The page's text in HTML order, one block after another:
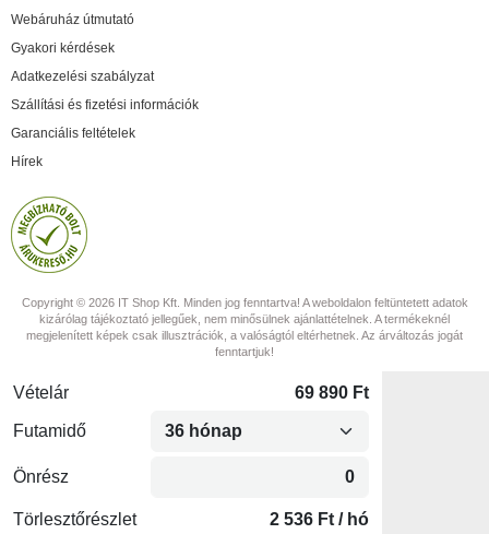
Webáruház útmutató
Gyakori kérdések
Adatkezelési szabályzat
Szállítási és fizetési információk
Garanciális feltételek
Hírek
Copyright © 2026 IT Shop Kft. Minden jog fenntartva! A weboldalon feltüntetett adatok
kizárólag tájékoztató jellegűek, nem minősülnek ajánlattételnek. A termékeknél
megjelenített képek csak illusztrációk, a valóságtól eltérhetnek. Az árváltozás jogát
fenntartjuk!